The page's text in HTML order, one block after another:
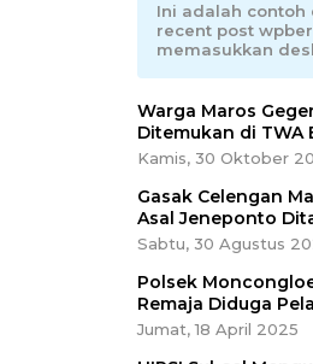
Ini adalah
recent post
memasukkan
Warga Maros
Ditemukan di TWA
Kamis, 30 Oktober
Gasak Celengan
Asal Jeneponto
Sabtu, 30 Agustus
Polsek
Remaja Diduga
Jumat, 18 April 2025